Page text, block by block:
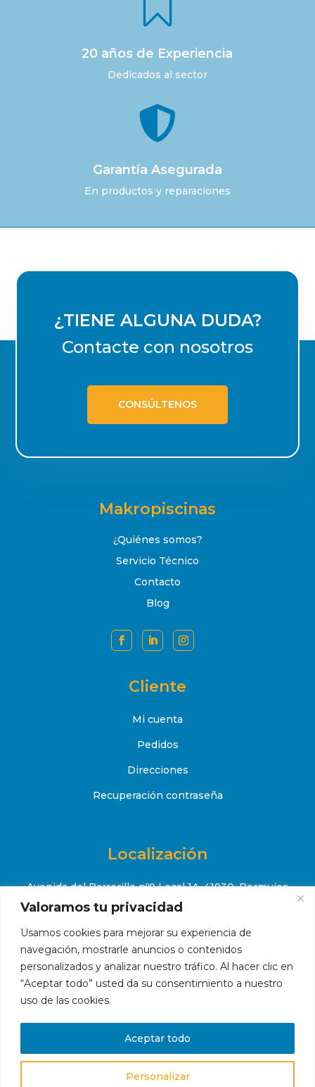
Valoramos tu privacidad
Usamos cookies para mejorar su experiencia de
navegación, mostrarle anuncios o contenidos
personalizados y analizar nuestro tráfico. Al hacer clic en
“Aceptar todo” usted da su consentimiento a nuestro
uso de las cookies.
Personalizar
Aceptar todo
20 años de Experiencia
Dedicados al sector

Garantía Asegurada
En productos y reparaciones
¿TIENE ALGUNA DUDA?
Contacte con nosotros
CONSÚLTENOS
Makropiscinas
¿Quiénes somos?
Servicio Técnico
Contacto
Blog
Cliente
Mi cuenta
Pedidos
Direcciones
Recuperación contraseña
Localización
Avenida del Barrerillo nº9 Local 1A, 41930, Bormujos
(Sevilla)
 +34 651 52 88 08
 contacto@makropiscinas.com